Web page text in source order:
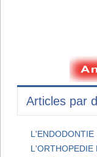
Articles par
L'ENDODONTIE
L'ORTHOPEDIE